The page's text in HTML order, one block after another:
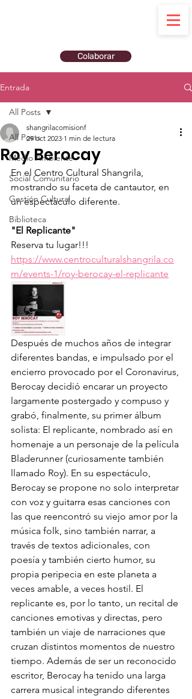
Colaborar
Entrada
All Posts
Medio Ambiente
Social Comunitario
Gestión Cultural
Biblioteca
All Posts
Roy Berocay
shangrilacomisionf
29 oct 2023 1 min de lectura
En el Centro Cultural Shangrila,
mostrando su faceta de cantautor, en
un espectaculo diferente.
"El Replicante"
Reserva tu lugar!!!
https://www.centroculturalshangrila.co
m/events-1/roy-berocay-el-replicante
Después de muchos años de integrar
diferentes bandas, e impulsado por el
encierro provocado por el Coronavirus,
Berocay decidió encarar un proyecto
largamente postergado y compuso y
grabó, finalmente, su primer álbum
solista: El replicante, nombrado así en
homenaje a un personaje de la película
Bladerunner (curiosamente también
llamado Roy). En su espectáculo,
Berocay se propone no solo interpretar
con voz y guitarra esas canciones con
las que reencontró su viejo amor por la
música folk, sino también narrar, a
través de textos adicionales, con
poesía y también cierto humor, su
propia peripecia en este planeta a
veces amable, a veces hostil. El
replicante es, por lo tanto, un recital de
canciones emotivas y directas, pero
también un viaje de narraciones que
cruzan distintos momentos de nuestro
tiempo. Además de ser un reconocido
escritor, Berocay ha tenido una larga
carrera musical integrando diferentes